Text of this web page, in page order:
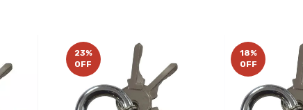
23%
OFF
18%
OFF